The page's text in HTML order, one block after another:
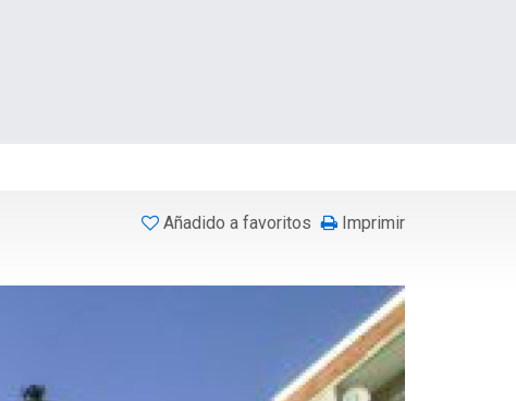
Añadido a favoritos Imprimir